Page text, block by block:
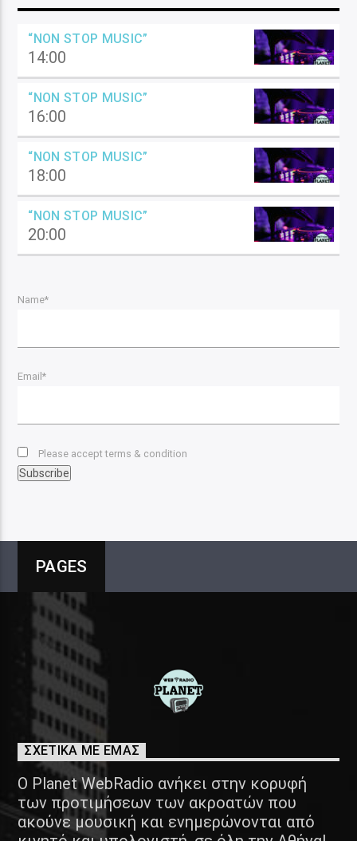
“NON STOP MUSIC”
14:00
“NON STOP MUSIC”
16:00
“NON STOP MUSIC”
18:00
“NON STOP MUSIC”
20:00
Name*
Email*
Please accept terms & condition
PAGES
ΣΧΕΤΙΚΑ ΜΕ ΕΜΑΣ
Ο Planet WebRadio ανήκει στην κορυφή
των προτιμήσεων των ακροατών που
ακούνε μουσική και ενημερώνονται από